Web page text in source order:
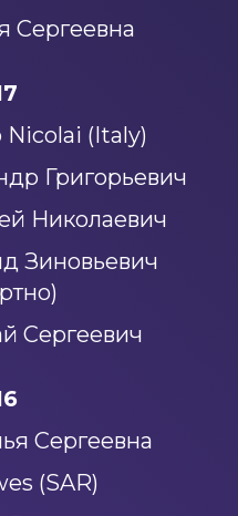
Сергеевна
(Italy)
Григорьевич
Николаевич
Зиновьевич
Сергеевич
Сергеевна
(SAR)